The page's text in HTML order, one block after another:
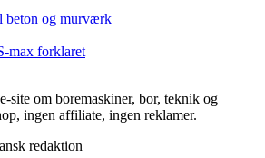
beton og murværk
max forklaret
site om boremaskiner, bor, teknik og
ingen affiliate, ingen reklamer.
redaktion